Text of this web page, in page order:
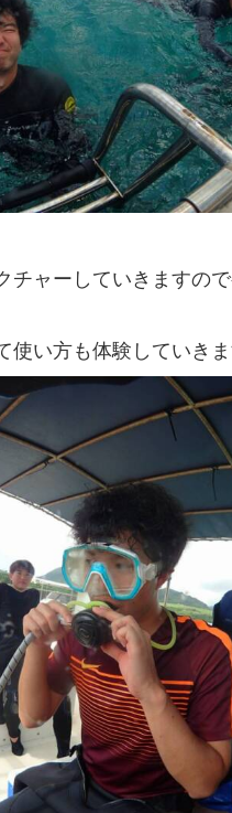
チャーしていきますの
使い方も体験していき